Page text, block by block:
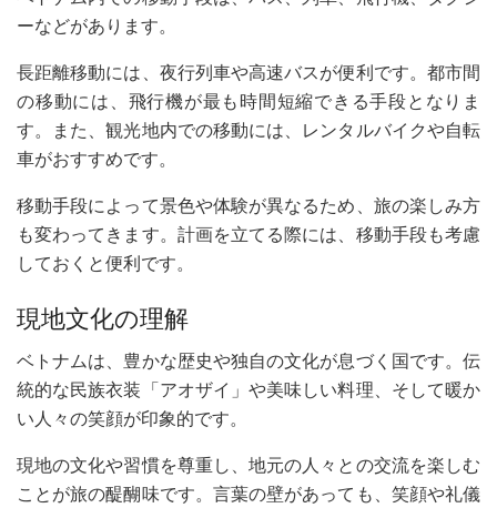
ーなどがあります。
長距離移動には、夜行列車や高速バスが便利です。都市間
の移動には、飛行機が最も時間短縮できる手段となりま
す。また、観光地内での移動には、レンタルバイクや自転
車がおすすめです。
移動手段によって景色や体験が異なるため、旅の楽しみ方
も変わってきます。計画を立てる際には、移動手段も考慮
しておくと便利です。
現地文化の理解
ベトナムは、豊かな歴史や独自の文化が息づく国です。伝
統的な民族衣装「アオザイ」や美味しい料理、そして暖か
い人々の笑顔が印象的です。
現地の文化や習慣を尊重し、地元の人々との交流を楽しむ
ことが旅の醍醐味です。言葉の壁があっても、笑顔や礼儀